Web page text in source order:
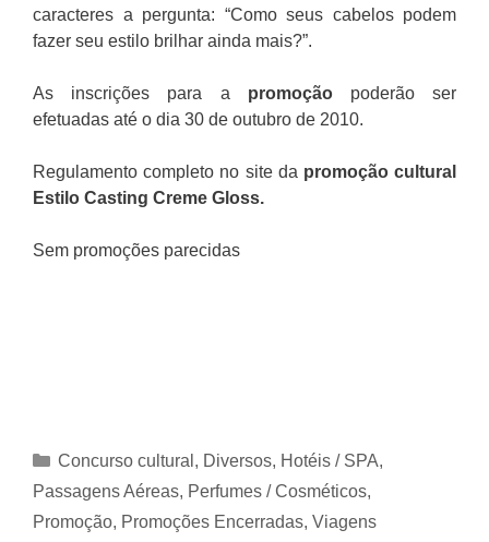
caracteres a pergunta: “Como seus cabelos podem
fazer seu estilo brilhar ainda mais?”.
As inscrições para a promoçãopoderão ser
efetuadas até o dia 30 de outubro de 2010.
Regulamento completo no site da promoção cultural
Estilo Casting Creme Gloss.
Sem promoções parecidas
Categorias
Concurso cultural , Diversos, Hotéis / SPA,
Passagens Aéreas, Perfumes / Cosméticos,
Promoção, Promoções Encerradas, Viagens